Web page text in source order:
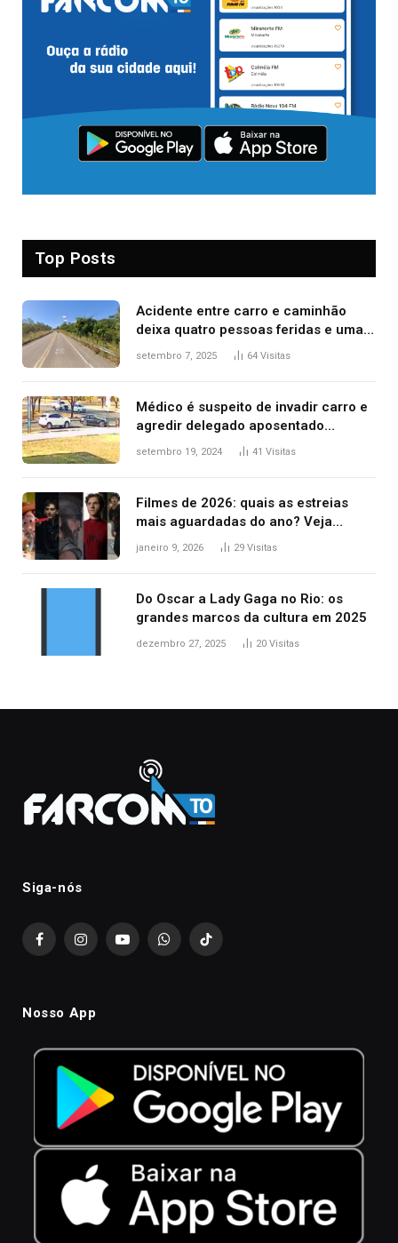
Top Posts
Acidente entre carro e caminhão
deixa quatro pessoas feridas e uma
mulher morta na TO-070
setembro 7, 2025 64 Visitas
Médico é suspeito de invadir carro e
agredir delegado aposentado
durante confusão no trânsito
setembro 19, 2024 41 Visitas
Filmes de 2026: quais as estreias
mais aguardadas do ano? Veja
principais lançamentos do cinema
janeiro 9, 2026 29 Visitas
Do Oscar a Lady Gaga no Rio: os
grandes marcos da cultura em 2025
dezembro 27, 2025 20 Visitas
Siga-nós
FacebookInstagramYouTubeWhatsAppTikTok
Nosso App